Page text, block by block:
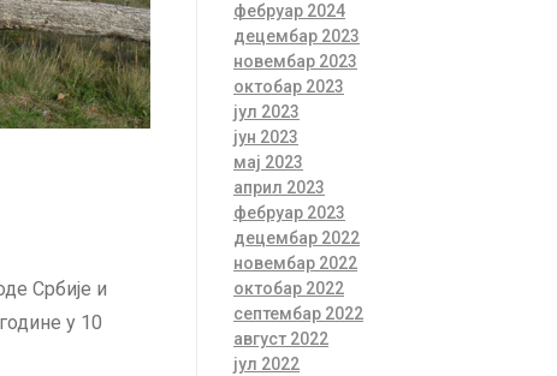
Србије и
у 10
фебруар 2024
децембар 2023
новембар 2023
октобар 2023
јул 2023
јун 2023
мај 2023
април 2023
фебруар 2023
децембар 2022
новембар 2022
октобар 2022
септембар 2022
август 2022
јул 2022